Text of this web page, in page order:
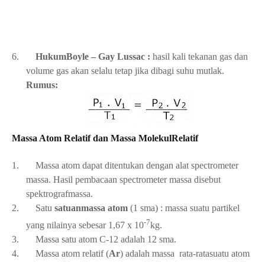
6. HukumBoyle – Gay Lussac : hasil kali tekanan gas dan
volume gas akan selalu tetap jika dibagi suhu mutlak.
Rumus:
Massa Atom Relatif dan Massa MolekulRelatif
1.
Massa atom dapat ditentukan dengan alat spectrometer
massa. Hasil pembacaan spectrometer massa disebut
spektrografmassa.
2.
Satu satuanmassa atom (1 sma) : massa suatu partikel
yang nilainya sebesar 1,67 x 10-7kg.
3.
Massa satu atom C-12 adalah 12 sma.
4.
Massa atom relatif (Ar) adalah massa rata-ratasuatu atom